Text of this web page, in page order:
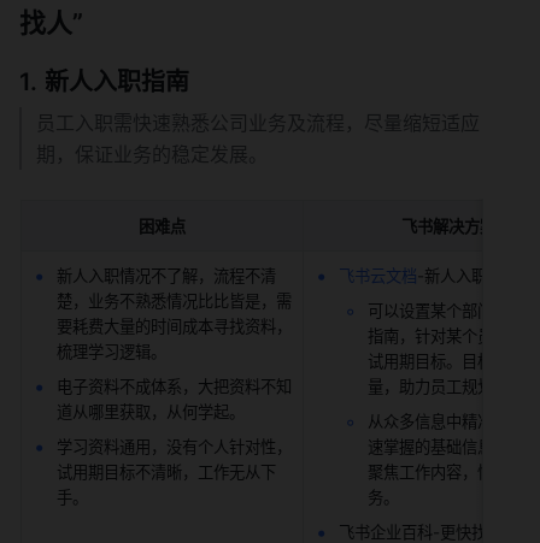
找人”
新人入职指南
员工入职需快速熟悉公司业务及流程，尽量缩短适应
期，保证业务的稳定发展。
困难点 飞书解决方案
新人入职情况不了解，流程不清
楚，业务不熟悉情况比比皆是，需
要耗费大量的时间成本寻找资料，
梳理学习逻辑。
电子资料不成体系，大把资料不知
道从哪里获取，从何学起。
学习资料通用，没有个人针对性，
试用期目标不清晰，工作无从下
手。
飞书云文档 -新人入职指南
可以设置某个部门的专
指南，针对某个员工单
试用期目标。目标清晰
量，助力员工规划工作
从众多信息中精准定位
速掌握的基础信息，助
聚焦工作内容，快速上
务。
飞书企业百科-更快找资料